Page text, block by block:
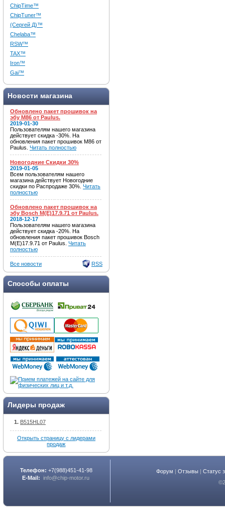
ChipTime™
ChipTuner™
(Сергей Д)™
Chelaba™
RSW™
TAX™
Iron™
Gai™
Новости магазина
Обновлено пакет прошивок на
эбу M86 от Paulus.
2019-01-30
Пользователям нашего магазина
действует скидка -30%. На
обновления пакет прошивок M86 от
Paulus. Читать полностью
Новогодние Скидки 30%
2019-01-05
Всем пользователям нашего
магазина действует Новогодние
скидки по Распродаже 30%. Читать
полностью
Обновлено пакет прошивок на
эбу Bosch M(E)17.9.71 от Paulus.
2018-12-17
Пользователям нашего магазина
действует скидка -20%. На
обновления пакет прошивок Bosch
M(E)17.9.71 от Paulus. Читать
полностью
Все новости RSS
Способы оплаты
Лидеры продаж
B515HL07
Открыть страницу с лидерами
продаж
Телефон: +7(988)451-41-98
E-Mail: info@chip-motor.ru
Форум |Отзывы |Статус